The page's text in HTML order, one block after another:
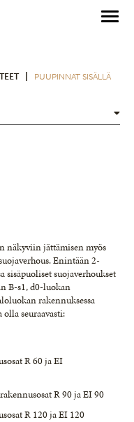
PUUPINNAT SISÄLLÄ
näkyviin jättämisen myös
Enintään 2-
sisäpuoliset suojaverhoukset
B-s1, d0-luokan
rakennuksessa
seuraavasti:
R 60 ja EI
R 90 ja EI 90
R 120 ja EI 120